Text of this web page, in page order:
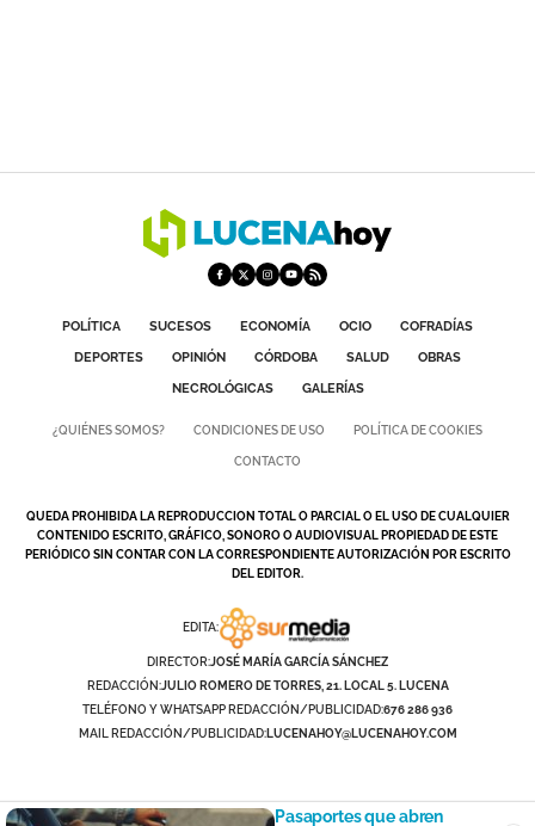
POLÍTICA SUCESOS ECONOMÍA OCIO
COFRADÍAS
DEPORTES
OPINIÓN CÓRDOBA SALUD
OBRAS
NECROLÓGICAS
GALERÍAS
¿QUIÉNES SOMOS? CONDICIONES DE USO POLÍTICA DE COOKIES
CONTACTO
QUEDA PROHIBIDA LA REPRODUCCION TOTAL O PARCIAL O EL USO DE CUALQUIER
CONTENIDO ESCRITO, GRÁFICO, SONORO O AUDIOVISUAL PROPIEDAD DE ESTE
PERIÓDICO SIN CONTAR CON LA CORRESPONDIENTE AUTORIZACIÓN POR ESCRITO
DEL EDITOR.
EDITA:
DIRECTOR:JOSÉ MARÍA GARCÍA SÁNCHEZ
REDACCIÓN:JULIO ROMERO DE TORRES, 21. LOCAL 5. LUCENA
TELÉFONO Y WHATSAPP REDACCIÓN/PUBLICIDAD:676 286 936
MAIL REDACCIÓN/PUBLICIDAD:LUCENAHOY@LUCENAHOY.COM
Pasaportes que abren